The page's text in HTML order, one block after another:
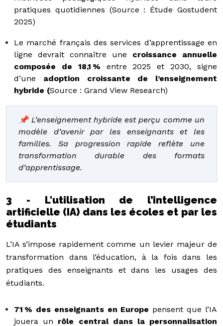
pratiques quotidiennes (Source : Étude Gostudent
2025)
Le marché français des services d’apprentissage en
ligne devrait connaître une croissance annuelle
composée de 18,1 % entre 2025 et 2030, signe
d’une adoption croissante de l’enseignement
hybride (Source : Grand View Research)
📌 L’enseignement hybride est perçu comme un
modèle d’avenir par les enseignants et les
familles. Sa progression rapide reflète une
transformation durable des formats
d’apprentissage.
3 - L'utilisation de l’intelligence
artificielle (IA) dans les écoles et par les
étudiants
L’IA s’impose rapidement comme un levier majeur de
transformation dans l’éducation, à la fois dans les
pratiques des enseignants et dans les usages des
étudiants.
71 % des enseignants en Europe pensent que l’IA
jouera un rôle central dans la personnalisation